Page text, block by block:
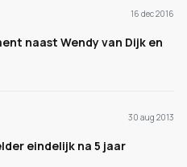
16 dec 2016
naast Wendy van Dijk en
30 aug 2013
eindelijk na 5 jaar